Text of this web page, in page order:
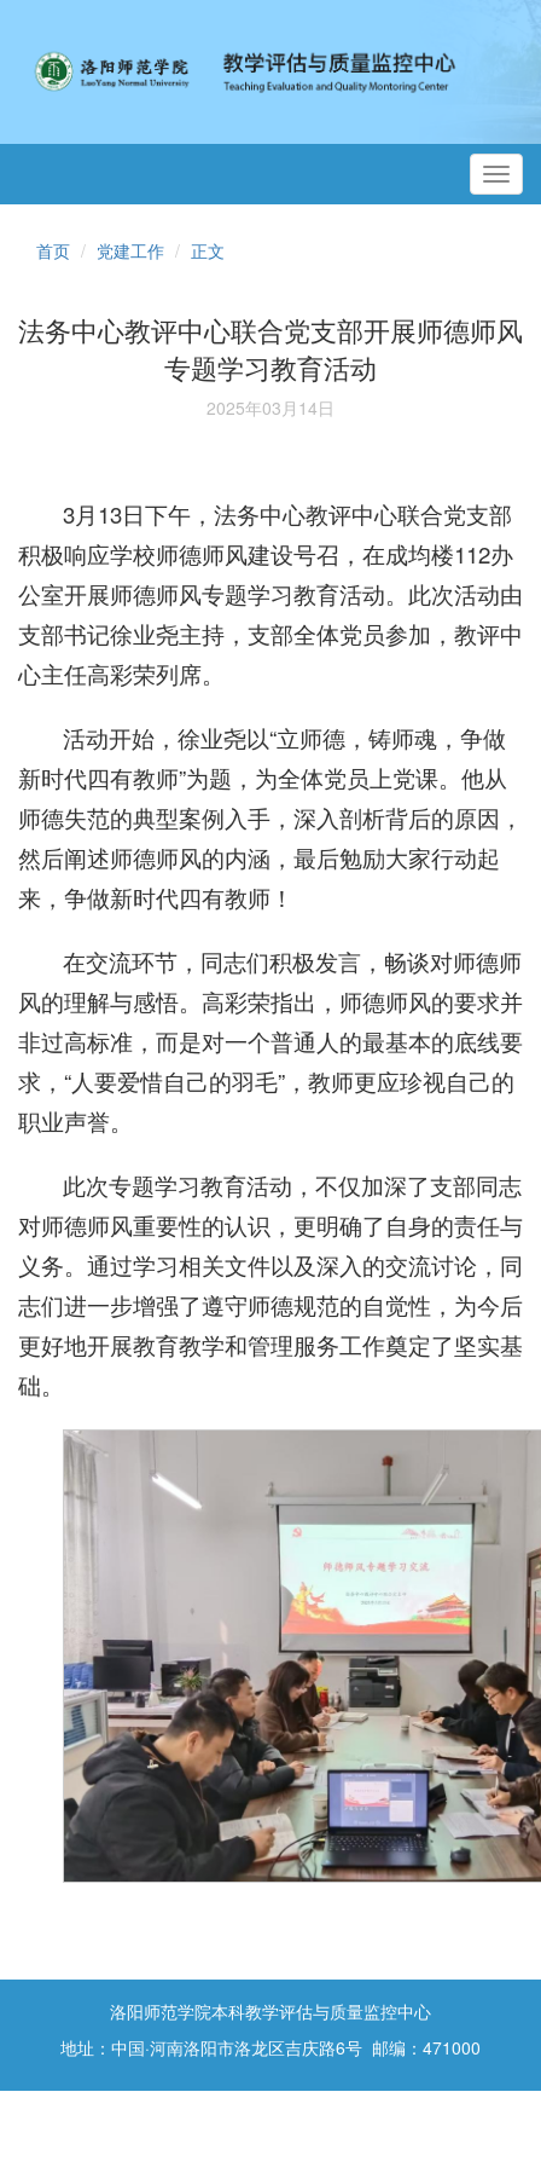
首页 党建工作 正文
法务中心教评中心联合党支部开展师德师风
专题学习教育活动
2025年03月14日
3月13日下午，法务中心教评中心联合党支部
积极响应学校师德师风建设号召，在成均楼112办
公室开展师德师风专题学习教育活动。此次活动由
支部书记徐业尧主持，支部全体党员参加，教评中
心主任高彩荣列席。
活动开始，徐业尧以“立师德，铸师魂，争做
新时代四有教师”为题，为全体党员上党课。他从
师德失范的典型案例入手，深入剖析背后的原因，
然后阐述师德师风的内涵，最后勉励大家行动起
来，争做新时代四有教师！
在交流环节，同志们积极发言，畅谈对师德师
风的理解与感悟。高彩荣指出，师德师风的要求并
非过高标准，而是对一个普通人的最基本的底线要
求，“人要爱惜自己的羽毛”，教师更应珍视自己的
职业声誉。
此次专题学习教育活动，不仅加深了支部同志
对师德师风重要性的认识，更明确了自身的责任与
义务。通过学习相关文件以及深入的交流讨论，同
志们进一步增强了遵守师德规范的自觉性，为今后
更好地开展教育教学和管理服务工作奠定了坚实基
础。
洛阳师范学院本科教学评估与质量监控中心
地址：中国·河南洛阳市洛龙区吉庆路6号 邮编：471000